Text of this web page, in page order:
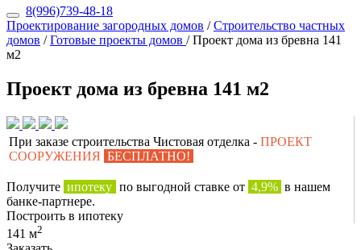
8(996)739-48-18
Проектирование загородных домов /Строительство частных
домов /Готовые проекты домов /Проект дома из бревна 141
м2
Проект дома из бревна 141 м2
При заказе строительства Чистовая отделка - ПРОЕКТ
СООРУЖЕНИЯ БЕСПЛАТНО!
Получите ипотеку по выгодной ставке от 4,9% в нашем
банке-партнере.
Построить в ипотеку
141 м2